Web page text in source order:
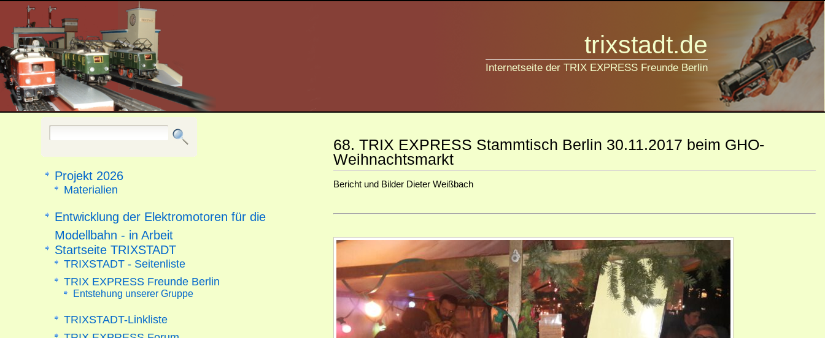
trixstadt.de
Internetseite der TRIX EXPRESS Freunde Berlin
68. TRIX EXPRESS Stammtisch Berlin 30.11.2017 beim GHO-
Weihnachtsmarkt
Bericht und Bilder Dieter Weißbach
Projekt 2026
Materialien
Entwicklung der Elektromotoren für die
Modellbahn - in Arbeit
Startseite TRIXSTADT
TRIXSTADT - Seitenliste
TRIX EXPRESS Freunde Berlin
Entstehung unserer Gruppe
TRIXSTADT-Linkliste